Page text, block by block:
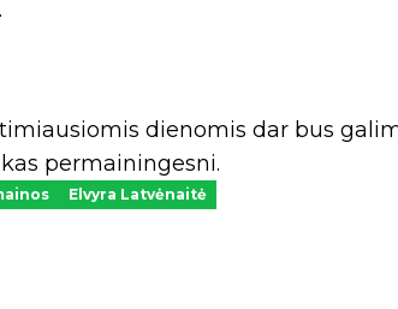
dienomis dar bus
permainingesni.
Elvyra Latvėnaitė